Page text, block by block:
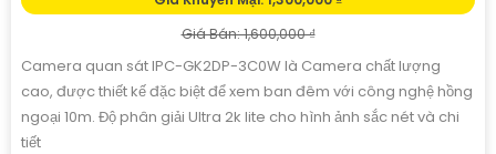
Giá Bán: 1,600,000 ₫
Camera quan sát IPC-GK2DP-3C0W là Camera chất lượng
cao, được thiết kế đặc biệt để xem ban đêm với công nghệ hồng
ngoại 10m. Độ phân giải Ultra 2k lite cho hình ảnh sắc nét và chi
tiết